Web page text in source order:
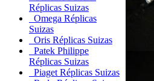
Réplicas Suizas
Omega Réplicas
Suizas
Oris Réplicas Suizas
Patek Philippe
Réplicas Suizas
Piaget Réplicas Suizas